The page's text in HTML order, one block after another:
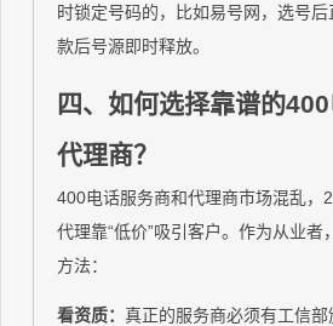
时锁定号码的，比如易号网，选号
款后号源即时释放。
四、如何选择靠谱的
代理商？
400电话服务商和代理商市场混乱，
代理靠“低价”吸引客户。作为从业者
方法：
看资质：真正的服务商必须有工信